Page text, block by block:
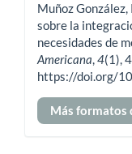
artículo
Muñoz
sobre la
necesidades de
Americana,4(1),
https://doi.org/
Más formatos